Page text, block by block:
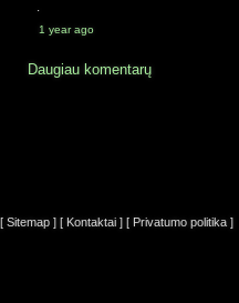
·
1 year ago
Daugiau komentarų
[ Sitemap ] [ Kontaktai ] [ Privatumo politika ]